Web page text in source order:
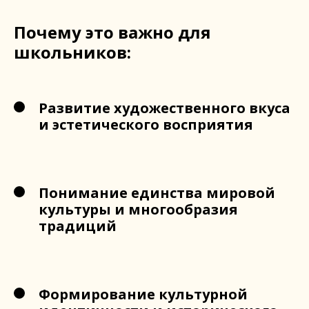
Почему это важно для
школьников:
Развитие художественного вкуса
и эстетического восприятия
Понимание единства мировой
культуры и многообразия
традиций
Формирование культурной